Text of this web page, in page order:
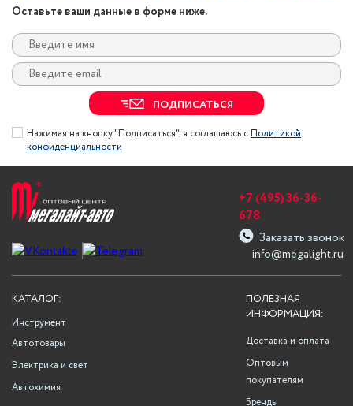
Оставьте ваши данные в форме ниже.
ПОДПИСАТЬСЯ
Нажимая на кнопку "Подписаться", я соглашаюсь сПолитикой
конфиденциальности
info@megalight.ru
+7 (495) 36-36-
678
Заказать звонок
ПОЛЕЗНАЯ
ИНФОРМАЦИЯ:
Доставка и оплата
Оптовым
покупателям
Бренды
КАТАЛОГ:
Инструмент
Автотовары
Электрика и свет
Автохимия